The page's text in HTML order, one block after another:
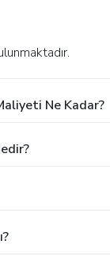
Ne Kadar?